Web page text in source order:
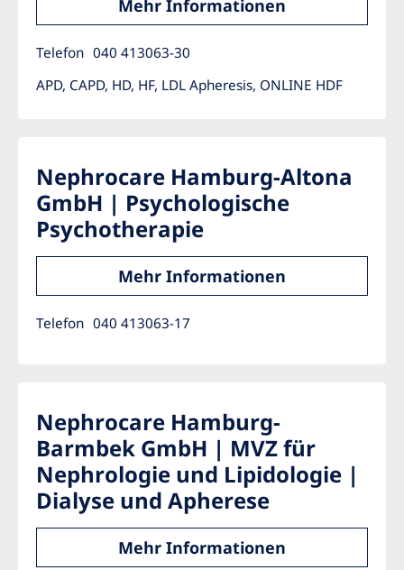
Mehr Informationen
Telefon 040 413063-30
APD, CAPD, HD, HF, LDL Apheresis, ONLINE HDF
Nephrocare Hamburg-Altona
GmbH | Psychologische
Psychotherapie
Mehr Informationen
Telefon 040 413063-17
Nephrocare Hamburg-
Barmbek GmbH | MVZ für
Nephrologie und Lipidologie |
Dialyse und Apherese
Mehr Informationen